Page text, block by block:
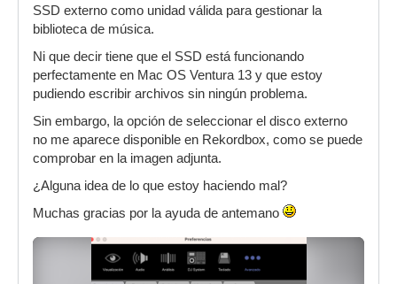
SSD externo como unidad válida para gestionar la
biblioteca de música.
Ni que decir tiene que el SSD está funcionando
perfectamente en Mac OS Ventura 13 y que estoy
pudiendo escribir archivos sin ningún problema.
Sin embargo, la opción de seleccionar el disco externo
no me aparece disponible en Rekordbox, como se puede
comprobar en la imagen adjunta.
¿Alguna idea de lo que estoy haciendo mal?
Muchas gracias por la ayuda de antemano